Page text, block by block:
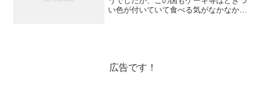
い色が付いていて食べる気がなかなか起
広告です！